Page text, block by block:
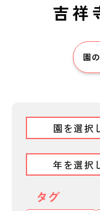
私た
保育
吉祥
園
タグ